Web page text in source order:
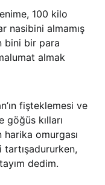
100 kilo
nasibini almamış
bini bir para
almak
fişteklemesi ve
göğüs kılları
harika omurgası
tartışadururken,
dedim.